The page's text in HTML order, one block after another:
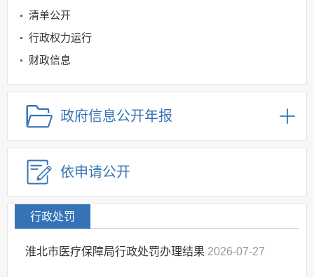
清单公开
行政权力运行
财政信息
社会救助与社会福利领域
公立医疗机构药品医用设备采购领域
社会保险领域
规划信息
建议提案办理
公务员及事业单位招录
应急管理
政府信息公开年报
依申请公开
行政处罚
淮北市医疗保障局行政处罚办理结果 2026-07-27